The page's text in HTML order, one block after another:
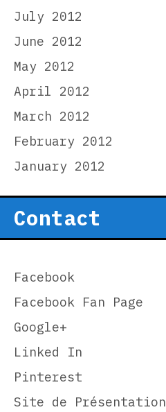
July 2012
June 2012
May 2012
April 2012
March 2012
February 2012
January 2012
Contact
Facebook
Facebook Fan Page
Google+
Linked In
Pinterest
Site de Présentation